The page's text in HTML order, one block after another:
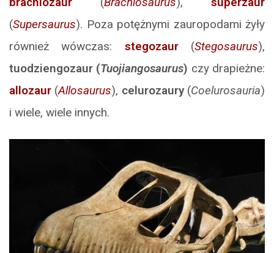
(Supersaurus). Poza potężnymi zauropodami żyły
również wówczas: stegozaur(Stegosaurus),
tuodziengozaur (Tuojiangosaurus) czy drapieżne:
allozaur (Allosaurus), celurozaury (Coelurosauria)
i wiele, wiele innych.